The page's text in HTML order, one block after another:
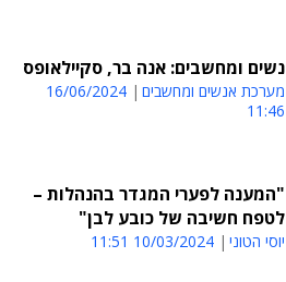
נשים ומחשבים: אנה בר, סקיילאופס
מערכת אנשים ומחשבים
16/06/2024
11:46
"המענה לפערי המגדר בהנהלות –
לטפח חשיבה של כובע לבן"
יוסי הטוני 10/03/2024 11:51